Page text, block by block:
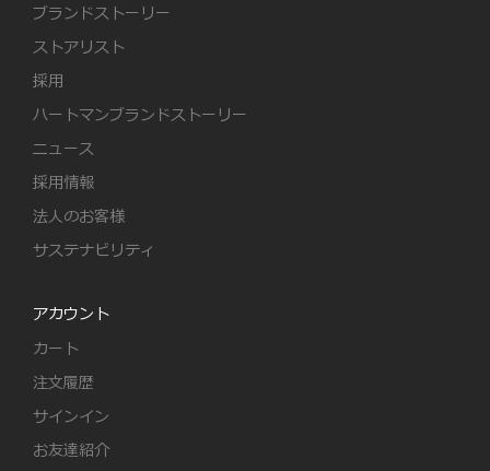
ブランドストーリー
ストアリスト
採用
ハートマンブランドストーリー
ニュース
採用情報
法人のお客様
サステナビリティ
アカウント
カート
注文履歴
サインイン
お友達紹介